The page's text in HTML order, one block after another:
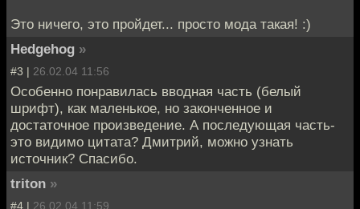
Это ничего, это пройдет... просто мода такая! :)
Hedgehog »
#3 | 26.02.04 11:56
Особенно понравилась вводная часть (белый
шрифт), как маленькое, но законченное и
достаточное произведение. А последующая часть-
это видимо цитата? Дмитрий, можно узнать
источник? Спасибо.
triton »
#4 | 26.02.04 11:59